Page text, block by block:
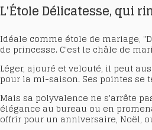
L'Étole Délicatesse, qui
Idéale comme étole de mariage,
de princesse. C'est le châle de
Léger, ajouré et velouté, il peut
pour la mi-saison. Ses pointes
Mais sa polyvalence ne s'arrête
élégance au bureau ou en
offrir pour un anniversaire, Noël,